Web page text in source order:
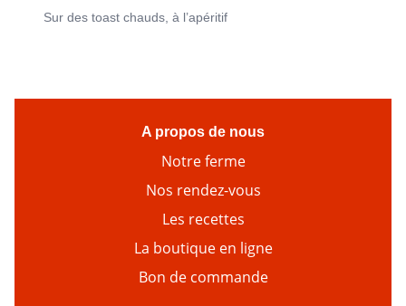
Sur des toast chauds, à l’apéritif
A propos de nous
Notre ferme
Nos rendez-vous
Les recettes
La boutique en ligne
Bon de commande